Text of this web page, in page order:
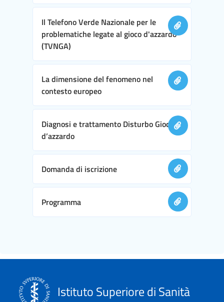
Il Telefono Verde Nazionale per le
problematiche legate al gioco d'azzardo
(TVNGA)
La dimensione del fenomeno nel
contesto europeo
Diagnosi e trattamento Disturbo Gioco
d’azzardo
Domanda di iscrizione
Programma
Istituto Superiore di Sanità